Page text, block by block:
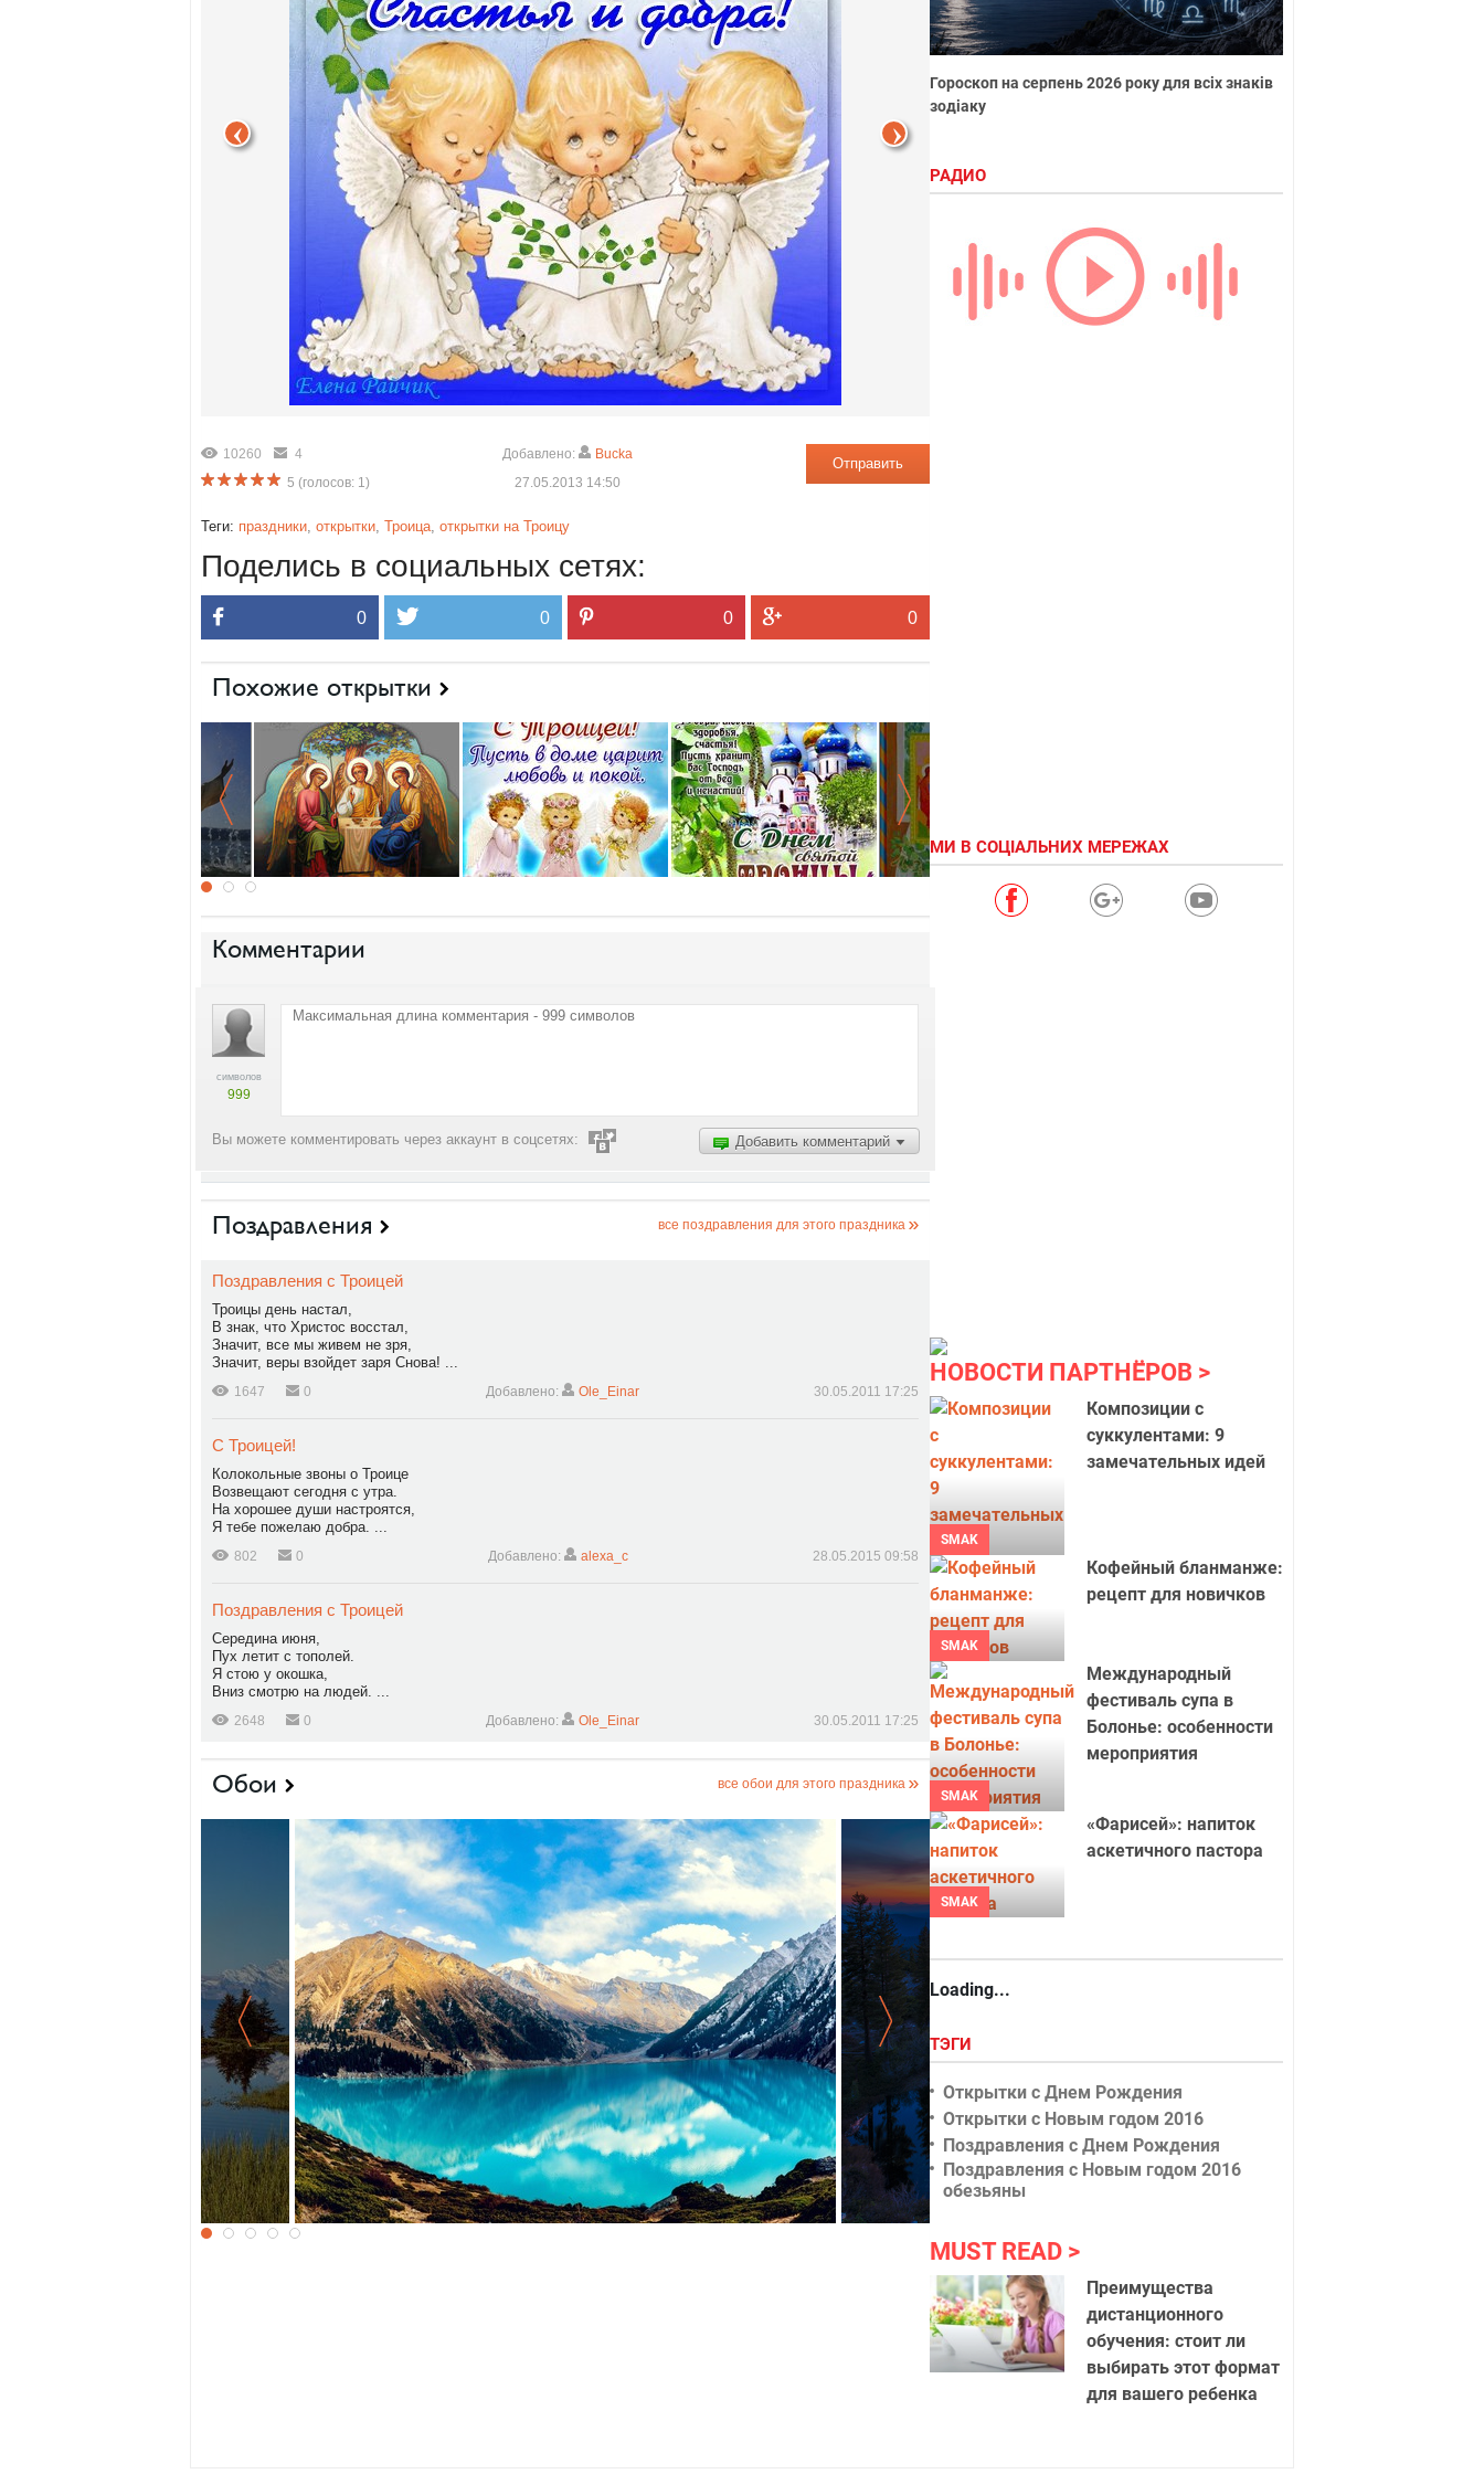
10260
4
5 (голосов: 1)
Отправить
Добавлено:
Bucka
27.05.2013 14:50
Теги: праздники, открытки, Троица, открытки на Троицу
Поделись в социальных сетях:
0 0 0 0
Похожие открытки
Комментарии
символов
999
Добавить комментарий
Вы можете комментировать через аккаунт в соцсетях:
Поздравления все поздравления для этого праздника
Поздравления с Троицей
Троицы день настал,
В знак, что Христос восстал,
Значит, все мы живем не зря,
Значит, веры взойдет заря Снова! ...
1647 0 Добавлено: Ole_Einar 30.05.2011 17:25
С Троицей!
Колокольные звоны о Троице
Возвещают сегодня с утра.
На хорошее души настроятся,
Я тебе пожелаю добра. ...
802 0 Добавлено: alexa_c 28.05.2015 09:58
Поздравления с Троицей
Середина июня,
Пух летит с тополей.
Я стою у окошка,
Вниз смотрю на людей. ...
2648 0 Добавлено: Ole_Einar 30.05.2011 17:25
Обои все обои для этого праздника
Красочный пейзаж с озером
Гороскоп на серпень 2026 року для всіх знаків
зодіаку
РАДИО
МИ В СОЦІАЛЬНИХ МЕРЕЖАХ
НОВОСТИ ПАРТНЁРОВ
SMAK
Композиции с
суккулентами: 9
замечательных идей
SMAK
Кофейный бланманже:
рецепт для новичков
SMAK
Международный
фестиваль супа в
Болонье: особенности
мероприятия
SMAK
«Фарисей»: напиток
аскетичного пастора
Loading...
ТЭГИ
Открытки с Днем Рождения
Открытки с Новым годом 2016
Поздравления с Днем Рождения
Поздравления с Новым годом 2016
обезьяны
MUST READ
Преимущества
дистанционного
обучения: стоит ли
выбирать этот формат
для вашего ребенка